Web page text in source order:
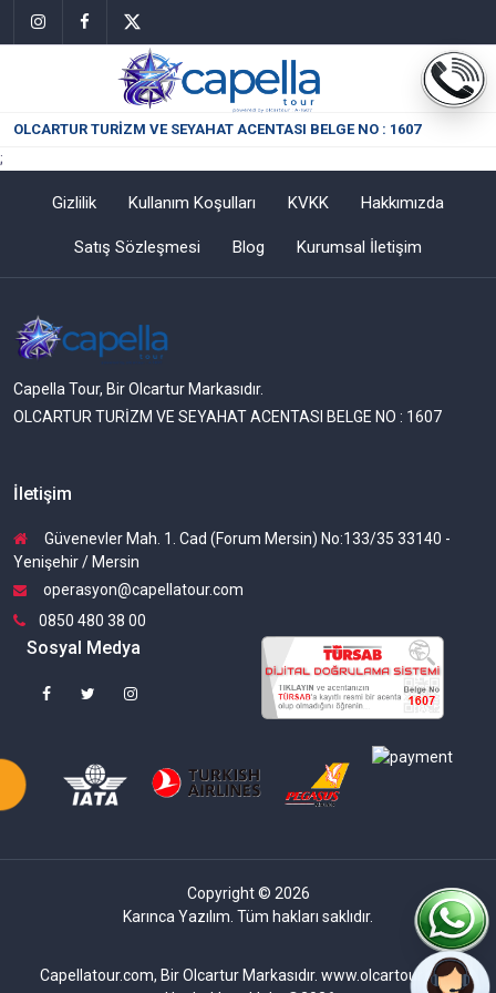
OLCARTUR TURİZM VE SEYAHAT ACENTASI BELGE NO : 1607
;
Gizlilik Kullanım Koşulları KVKK Hakkımızda
Satış Sözleşmesi Blog Kurumsal İletişim
Capella Tour, Bir Olcartur Markasıdır.
OLCARTUR TURİZM VE SEYAHAT ACENTASI BELGE NO : 1607
İletişim
Güvenevler Mah. 1. Cad (Forum Mersin) No:133/35 33140 -
Yenişehir / Mersin
operasyon@capellatour.com
0850 480 38 00
Sosyal Medya
Copyright © 2026
Karınca Yazılım. Tüm hakları saklıdır.
Capellatour.com, Bir Olcartur Markasıdır. www.olcartour.com